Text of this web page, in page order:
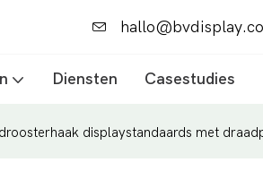
Diensten Casestudies
displaystandaards met